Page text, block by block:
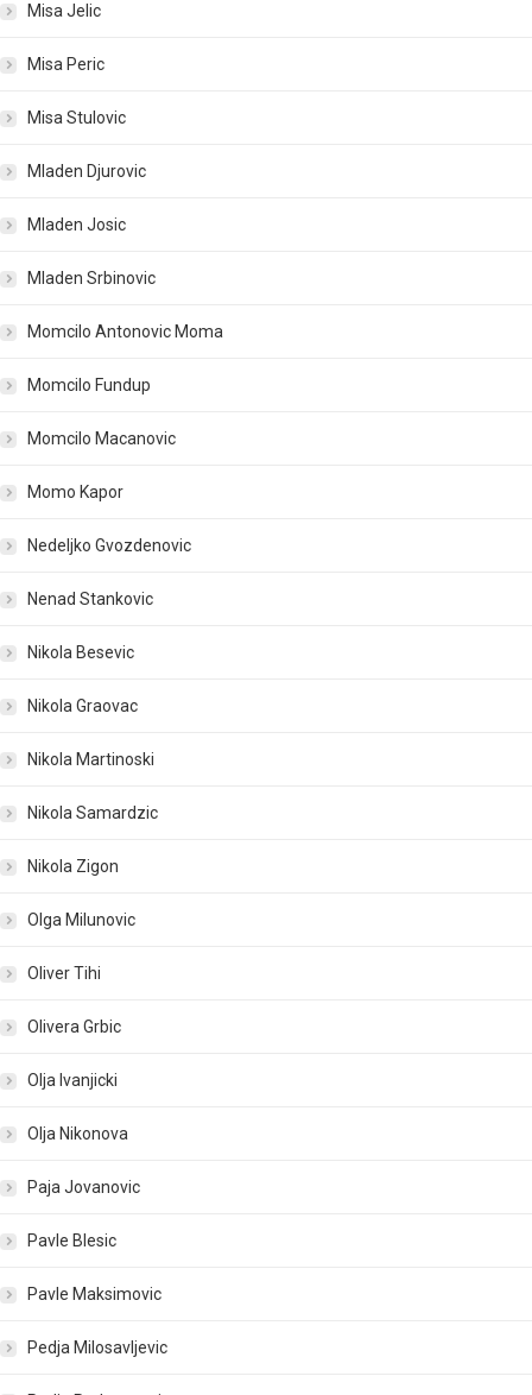
Misa Jelic
Misa Peric
Misa Stulovic
Mladen Djurovic
Mladen Josic
Mladen Srbinovic
Momcilo Antonovic Moma
Momcilo Fundup
Momcilo Macanovic
Momo Kapor
Nedeljko Gvozdenovic
Nenad Stankovic
Nikola Besevic
Nikola Graovac
Nikola Martinoski
Nikola Samardzic
Nikola Zigon
Olga Milunovic
Oliver Tihi
Olivera Grbic
Olja Ivanjicki
Olja Nikonova
Paja Jovanovic
Pavle Blesic
Pavle Maksimovic
Pedja Milosavljevic